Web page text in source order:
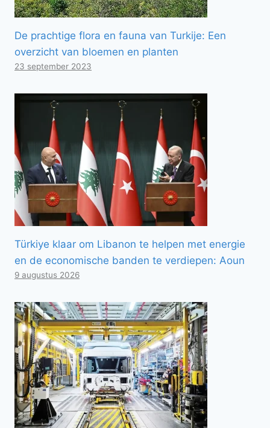
De prachtige flora en fauna van Turkije: Een
overzicht van bloemen en planten
23 september 2023
Türkiye klaar om Libanon te helpen met energie
en de economische banden te verdiepen: Aoun
9 augustus 2026